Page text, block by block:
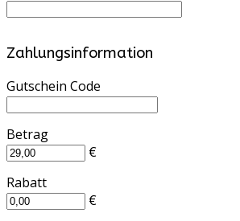
Zahlungsinformation
Gutschein Code
Betrag
€
Rabatt
€